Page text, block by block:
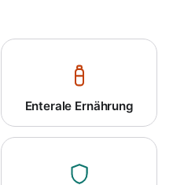
Enterale Ernährung